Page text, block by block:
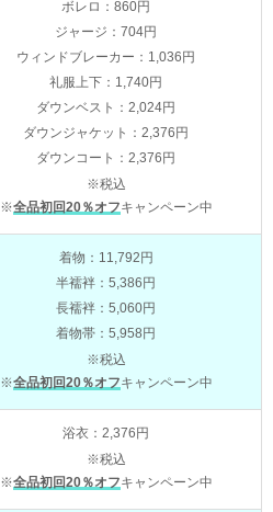
ボレロ：860円
ジャージ：704円
ウィンドブレーカー：1,036円
礼服上下：1,740円
ダウンベスト：2,024円
ダウンジャケット：2,376円
ダウンコート：2,376円
※税込
※全品初回20％オフキャンペーン中
着物：11,792円
半襦袢：5,386円
長襦袢：5,060円
着物帯：5,958円
※税込
※全品初回20％オフキャンペーン中
浴衣：2,376円
※税込
※全品初回20％オフキャンペーン中